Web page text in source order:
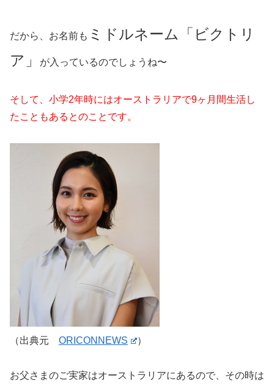
だから、お名前も ミドルネーム「ビクトリ
ア」
が入っているのでしょうね〜
そして、小学2年時にはオーストラリアで9ヶ月間生活し
たこともあるとのことです。
（出典元 ORICONNEWS ）
お父さまのご実家はオーストラリアにあるので、その時は